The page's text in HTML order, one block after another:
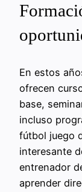
En estos
ofrecen
base,
incluso
fútbol juego
interesante
entrenador
aprender